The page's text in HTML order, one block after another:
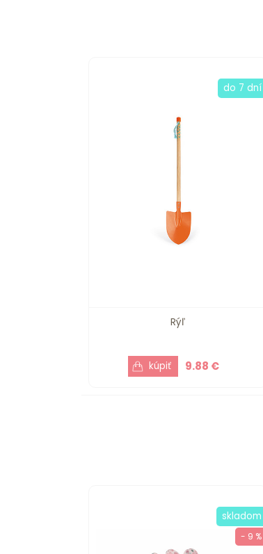
Rýľ
9.88 €
do 7 dní
skladom
- 9 %